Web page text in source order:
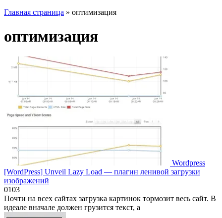
Главная страница » оптимизация
оптимизация
Wordpress
[WordPress] Unveil Lazy Load — плагин ленивой загрузки
изображений
0103
Почти на всех сайтах загрузка картинок тормозит весь сайт. В
идеале вначале должен грузится текст, а